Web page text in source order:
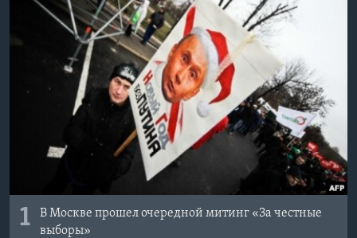
Learning English
СОЦИАЛЬНЫЕ СЕТИ
Языки
1
В Москве прошел очередной митинг «За честные
выборы»